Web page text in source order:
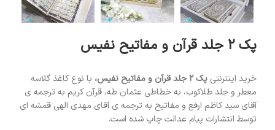
پک 2 جلد قرآن و مفاتیح نفیس
خرید اینترنتی پک 2 جلد قرآن و مفاتیح نفیس،
با نوع کاغذ گلاسه
معطر و جلد طلاکوب، به خطاطی عثمان طه، قرآن کریم به ترجمه ی
آقای سید کاظم ارفع و مفاتیح به ترجمه ی آقای مهدی الهی قمشه ای
توسط انتشارات پیام عدالت چاپ شده است.